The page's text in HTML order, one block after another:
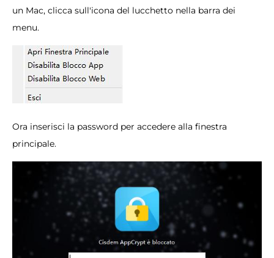
un Mac, clicca sull'icona del lucchetto nella barra dei
menu.
Ora inserisci la password per accedere alla finestra
principale.